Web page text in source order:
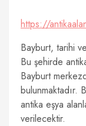
https://
Bayburt, tarihi
Bu şehirde
Bayburt
bulunmaktadır.
antika eşya
verilecektir.